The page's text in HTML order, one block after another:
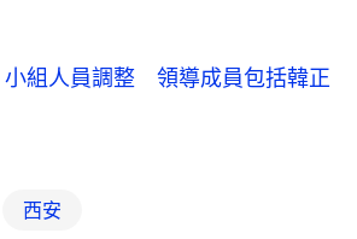
小組人員調整 領導成員包括韓正
西安